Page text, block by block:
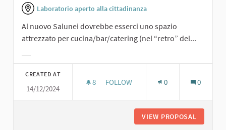
Laboratorio aperto alla cittadinanza
Al nuovo Salunei dovrebbe esserci uno spazio
attrezzato per cucina/bar/catering (nel “retro” del...
CREATED AT
14/12/2024
8 8 FOLLOWERS
FOLLOW 0 0
VIEW PROPOSAL